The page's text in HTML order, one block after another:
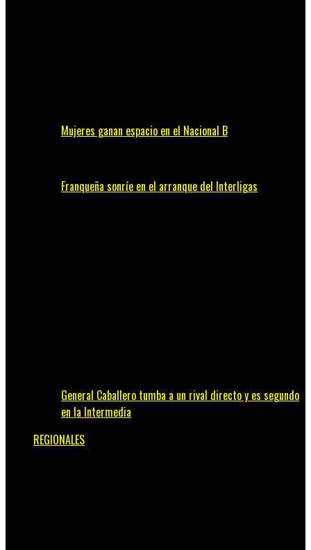
Mujeres ganan espacio en el Nacional B
Franqueña sonríe en el arranque del Interligas
General Caballero tumba a un rival directo y es segundo
en la Intermedia
REGIONALES